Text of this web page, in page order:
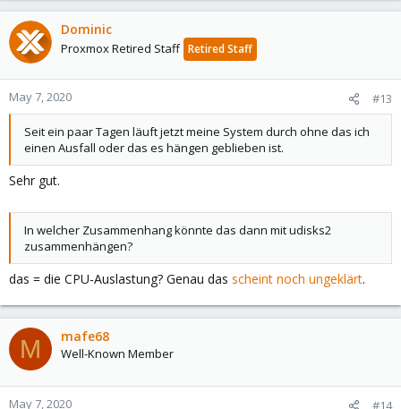
Dominic
Proxmox Retired Staff Retired Staff
May 7, 2020 #13
Seit ein paar Tagen läuft jetzt meine System durch ohne das ich
einen Ausfall oder das es hängen geblieben ist.
Sehr gut.
In welcher Zusammenhang könnte das dann mit udisks2
zusammenhängen?
das = die CPU-Auslastung? Genau das scheint noch ungeklärt.
M mafe68
Well-Known Member
May 7, 2020 #14